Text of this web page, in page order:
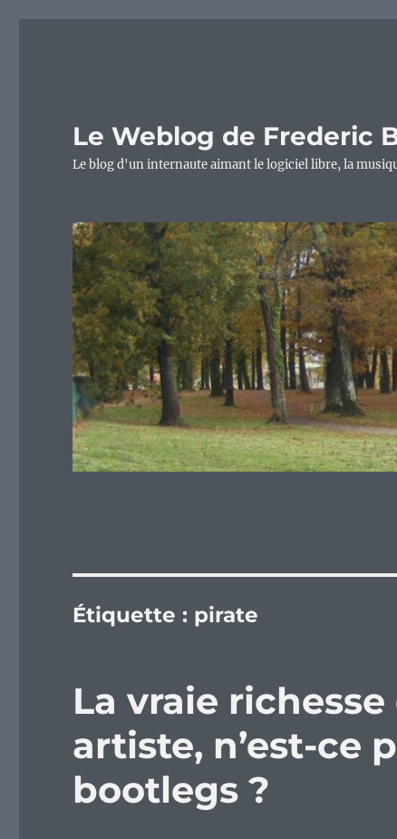
Le Weblog de Frederic
Le blog d'un internaute aimant le logiciel libre, la
Étiquette : pirate
La vraie richesse
artiste, n’est-ce
bootlegs ?